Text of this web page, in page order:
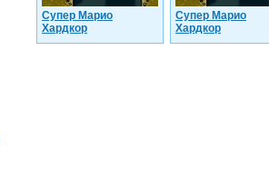
Супер Марио
Хардкор
Супер Марио
Хардкор